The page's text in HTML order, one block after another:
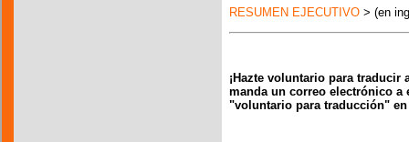
RESUMEN EJECUTIVO > (en
¡Hazte voluntario para
manda un correo electrónico a
"voluntario para traducción"